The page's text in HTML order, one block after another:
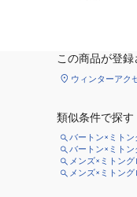
この商品が登
ウィンターアク
類似条件で探す
バートン×ミトン
バートン×ミト
メンズ×ミトング
メンズ×ミトン